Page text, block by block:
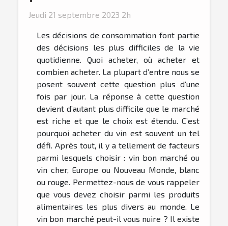
Jeudi 21 septembre 2023 2h
Les décisions de consommation font partie
des décisions les plus difficiles de la vie
quotidienne. Quoi acheter, où acheter et
combien acheter. La plupart d’entre nous se
posent souvent cette question plus d’une
fois par jour. La réponse à cette question
devient d’autant plus difficile que le marché
est riche et que le choix est étendu. C’est
pourquoi acheter du vin est souvent un tel
défi. Après tout, il y a tellement de facteurs
parmi lesquels choisir : vin bon marché ou
vin cher, Europe ou Nouveau Monde, blanc
ou rouge. Permettez-nous de vous rappeler
que vous devez choisir parmi les produits
alimentaires les plus divers au monde. Le
vin bon marché peut-il vous nuire ? Il existe